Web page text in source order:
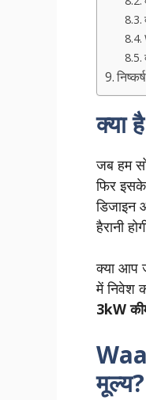
निष्कर्ष
क्या
जब हम
फिर
डिजाइन
हैरानी
क्या आप
में निवेश
3kW
मूल्य?